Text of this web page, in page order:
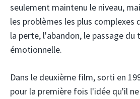
seulement maintenu le niveau,
les problèmes les plus complexes
la perte, l'abandon, le passage
émotionnelle.
Dans le deuxième film, sorti en
pour la première fois l'idée qu'il